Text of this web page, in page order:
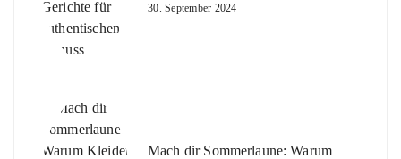
30. September 2024
Mach dir Sommerlaune: Warum